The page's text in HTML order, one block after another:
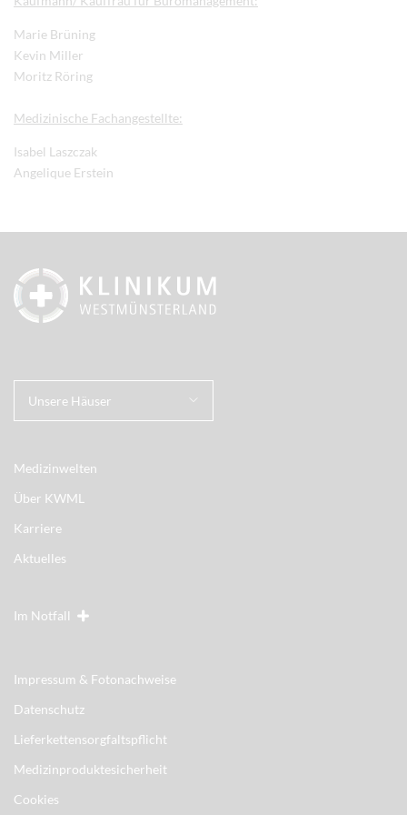
Marie Brüning
Kevin Miller
Moritz Röring
Medizinische Fachangestellte:
Isabel Laszczak
Angelique Erstein
Unsere Häuser
Medizinwelten
Über KWML
Karriere
Aktuelles
Im Notfall
Impressum & Fotonachweise
Datenschutz
Lieferkettensorgfaltspflicht
Medizinproduktesicherheit
Cookies